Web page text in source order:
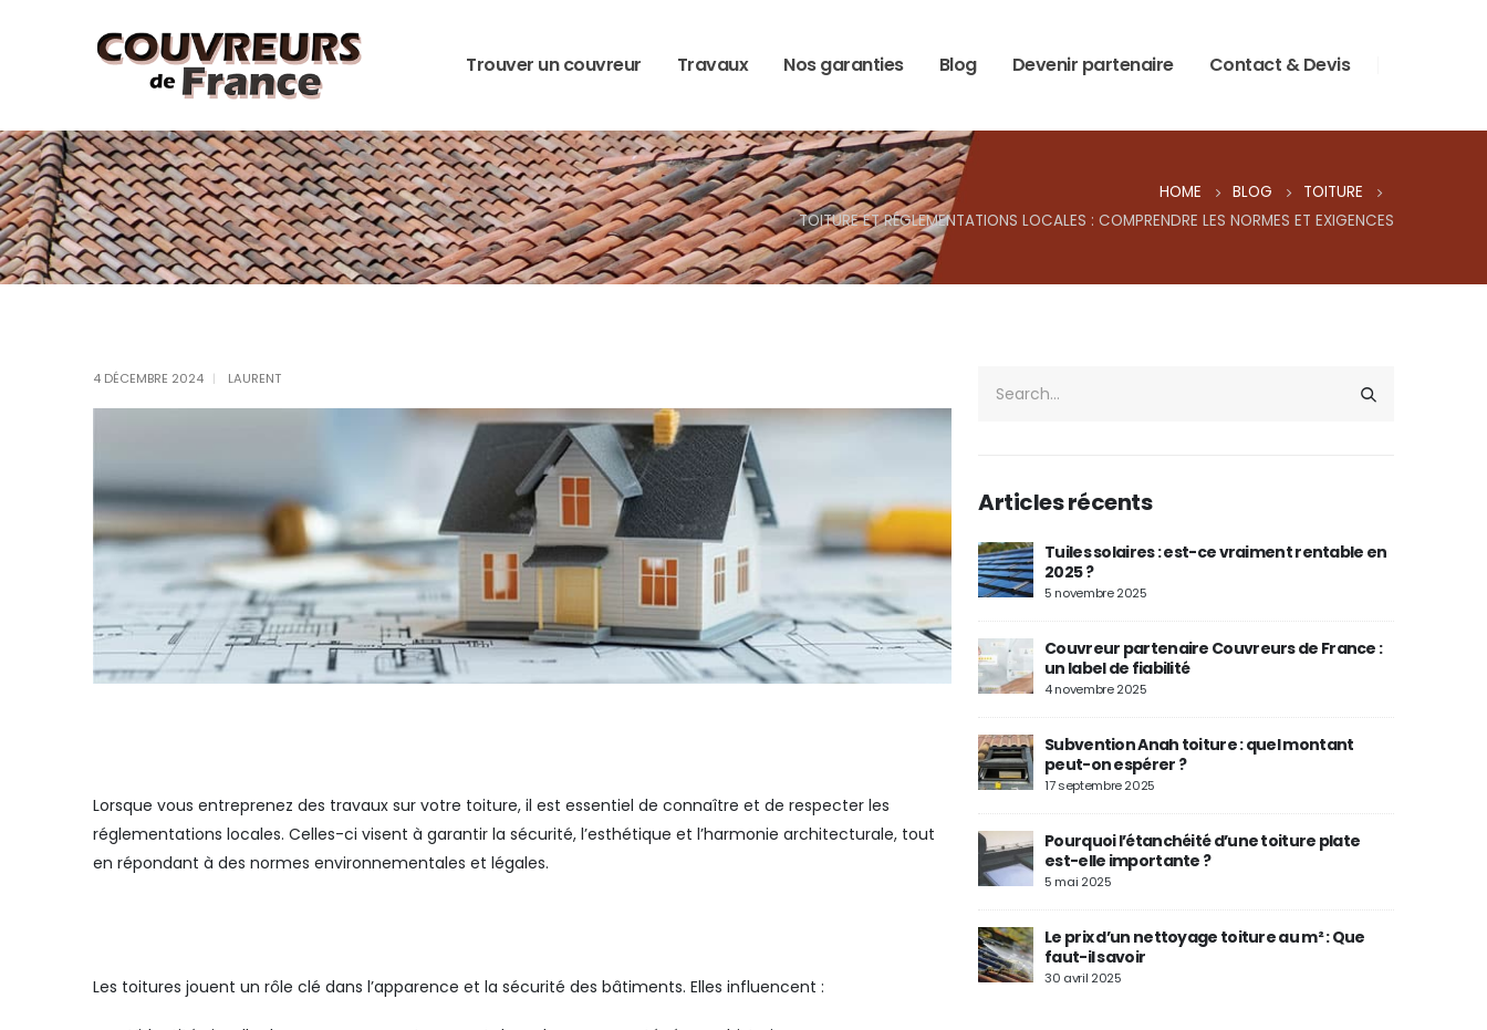
Trouver un couvreur Travaux Nos garanties Blog Devenir partenaire Contact & Devis
HOME BLOG
TOITURE
TOITURE ET RÉGLEMENTATIONS LOCALES : COMPRENDRE LES NORMES ET EXIGENCES
4 DÉCEMBRE 2024 LAURENT
Lorsque vous entreprenez des travaux sur votre toiture, il est essentiel de connaître et de respecter les
réglementations locales. Celles-ci visent à garantir la sécurité, l’esthétique et l’harmonie architecturale, tout
en répondant à des normes environnementales et légales.
Les toitures jouent un rôle clé dans l’apparence et la sécurité des bâtiments. Elles influencent :
Articles récents
Tuiles solaires : est-ce vraiment rentable en
2025 ?
5 novembre 2025
Couvreur partenaire Couvreurs de France :
un label de fiabilité
4 novembre 2025
Subvention Anah toiture : quel montant
peut-on espérer ?
17 septembre 2025
Pourquoi l’étanchéité d’une toiture plate
est-elle importante ?
5 mai 2025
Le prix d’un nettoyage toiture au m² : Que
faut-il savoir
30 avril 2025